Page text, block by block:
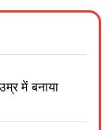
में बनाया